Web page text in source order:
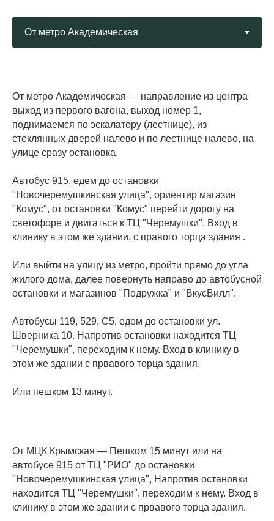
От метро Академическая — направление из центра
выход из первого вагона, выход номер 1,
поднимаемся по эскалатору (лестнице), из
стеклянных дверей налево и по лестнице налево, на
улице сразу остановка.
Автобус 915, едем до остановки
"Новочеремушкинская улица", ориентир магазин
"Комус", от остановки "Комус" перейти дорогу на
светофоре и двигаться к ТЦ "Черемушки". Вход в
клинику в этом же здании, с правого торца здания .
Или выйти на улицу из метро, пройти прямо до угла
жилого дома, далее повернуть направо до автобусной
остановки и магазинов "Подружка" и "ВкусВилл".
Автобусы 119, 529, С5, едем до остановки ул.
Шверника 10. Напротив остановки находится ТЦ
"Черемушки", переходим к нему. Вход в клинику в
этом же здании с првавого торца здания.
Или пешком 13 минут.
От МЦК Крымская — Пешком 15 минут или на
автобусе 915 от ТЦ "РИО" до остановки
"Новочеремушкинская улица", Напротив остановки
находится ТЦ "Черемушки", переходим к нему. Вход в
клинику в этом же здании с првавого торца здания.